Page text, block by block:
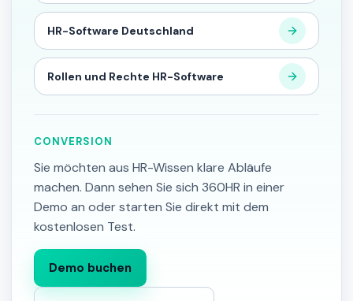
HR-Software Deutschland
Rollen und Rechte HR-Software
CONVERSION
Sie möchten aus HR-Wissen klare Abläufe
machen. Dann sehen Sie sich 360HR in einer
Demo an oder starten Sie direkt mit dem
kostenlosen Test.
Demo buchen